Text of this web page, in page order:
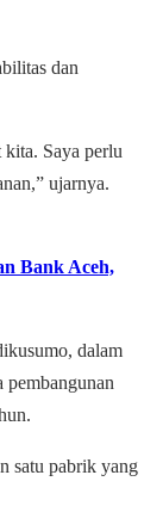
dan
Saya perlu
ujarnya.
Bank Aceh,
dalam
pembangunan
satu pabrik yang